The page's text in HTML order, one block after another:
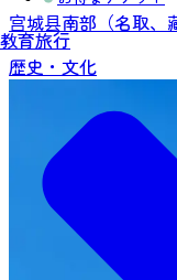
教育旅行
宫城县南部（名取、
歴史・文化